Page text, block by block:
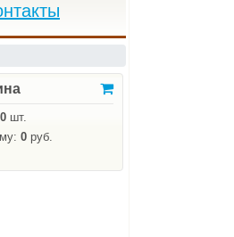
0 шт.
0 руб.